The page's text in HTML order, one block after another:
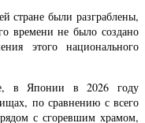
стране были разграблены,
времени не было создано
этого национального
в Японии в 2026 году
по сравнению с всего
с сгоревшим храмом,